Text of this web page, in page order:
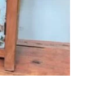
Add to cart